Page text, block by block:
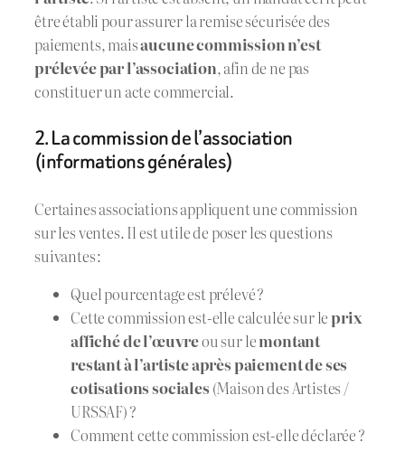
être établi pour assurer la remise sécurisée des
paiements, maisaucune commission n’est
prélevée par l’association, afin de ne pas
constituer un acte commercial.
2. La commission de l’association
(informations générales)
Certaines associations appliquent une commission
sur les ventes. Il est utile de poser les questions
suivantes :
Quel pourcentage est prélevé ?
Cette commission est-elle calculée sur leprix
affiché de l’œuvreou sur lemontant
restant à l’artiste après paiement de ses
cotisations sociales (Maison des Artistes /
URSSAF) ?
Comment cette commission est-elle déclarée ?